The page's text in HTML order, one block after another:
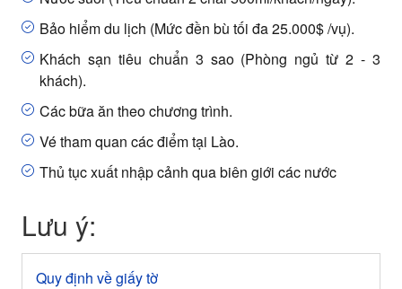
Bảo hiểm du lịch (Mức đền bù tối đa25.000$ /vụ).
Khách sạn tiêu chuẩn 3 sao (Phòng ngủ từ 2 - 3
khách).
Các bữa ăn theo chương trình.
Vé tham quan các điểm tại Lào.
Thủ tục xuất nhập cảnh qua biên giới các nước
Lưu ý:
Quy định về giấy tờ